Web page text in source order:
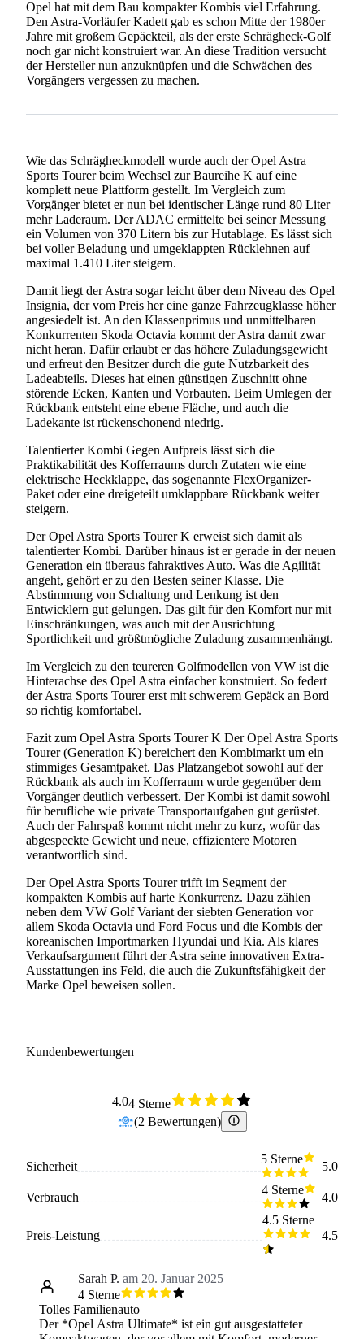
Opel hat mit dem Bau kompakter Kombis viel Erfahrung.
Den Astra-Vorläufer Kadett gab es schon Mitte der 1980er
Jahre mit großem Gepäckteil, als der erste Schrägheck-Golf
noch gar nicht konstruiert war. An diese Tradition versucht
der Hersteller nun anzuknüpfen und die Schwächen des
Vorgängers vergessen zu machen.
Wie das Schrägheckmodell wurde auch der Opel Astra
Sports Tourer beim Wechsel zur Baureihe K auf eine
komplett neue Plattform gestellt. Im Vergleich zum
Vorgänger bietet er nun bei identischer Länge rund 80 Liter
mehr Laderaum. Der ADAC ermittelte bei seiner Messung
ein Volumen von 370 Litern bis zur Hutablage. Es lässt sich
bei voller Beladung und umgeklappten Rücklehnen auf
maximal 1.410 Liter steigern.
Damit liegt der Astra sogar leicht über dem Niveau des Opel
Insignia, der vom Preis her eine ganze Fahrzeugklasse höher
angesiedelt ist. An den Klassenprimus und unmittelbaren
Konkurrenten Skoda Octavia kommt der Astra damit zwar
nicht heran. Dafür erlaubt er das höhere Zuladungsgewicht
und erfreut den Besitzer durch die gute Nutzbarkeit des
Ladeabteils. Dieses hat einen günstigen Zuschnitt ohne
störende Ecken, Kanten und Vorbauten. Beim Umlegen der
Rückbank entsteht eine ebene Fläche, und auch die
Ladekante ist rückenschonend niedrig.
Talentierter Kombi Gegen Aufpreis lässt sich die
Praktikabilität des Kofferraums durch Zutaten wie eine
elektrische Heckklappe, das sogenannte FlexOrganizer-
Paket oder eine dreigeteilt umklappbare Rückbank weiter
steigern.
Der Opel Astra Sports Tourer K erweist sich damit als
talentierter Kombi. Darüber hinaus ist er gerade in der neuen
Generation ein überaus fahraktives Auto. Was die Agilität
angeht, gehört er zu den Besten seiner Klasse. Die
Abstimmung von Schaltung und Lenkung ist den
Entwicklern gut gelungen. Das gilt für den Komfort nur mit
Einschränkungen, was auch mit der Ausrichtung
Sportlichkeit und größtmögliche Zuladung zusammenhängt.
Im Vergleich zu den teureren Golfmodellen von VW ist die
Hinterachse des Opel Astra einfacher konstruiert. So federt
der Astra Sports Tourer erst mit schwerem Gepäck an Bord
so richtig komfortabel.
Fazit zum Opel Astra Sports Tourer K Der Opel Astra Sports
Tourer (Generation K) bereichert den Kombimarkt um ein
stimmiges Gesamtpaket. Das Platzangebot sowohl auf der
Rückbank als auch im Kofferraum wurde gegenüber dem
Vorgänger deutlich verbessert. Der Kombi ist damit sowohl
für berufliche wie private Transportaufgaben gut gerüstet.
Auch der Fahrspaß kommt nicht mehr zu kurz, wofür das
abgespeckte Gewicht und neue, effizientere Motoren
verantwortlich sind.
Der Opel Astra Sports Tourer trifft im Segment der
kompakten Kombis auf harte Konkurrenz. Dazu zählen
neben dem VW Golf Variant der siebten Generation vor
allem Skoda Octavia und Ford Focus und die Kombis der
koreanischen Importmarken Hyundai und Kia. Als klares
Verkaufsargument führt der Astra seine innovativen Extra-
Ausstattungen ins Feld, die auch die Zukunftsfähigkeit der
Marke Opel beweisen sollen.
Kundenbewertungen
4.04 Sterne
(2 Bewertungen)
Sicherheit
5 Sterne
5.0
Verbrauch
4 Sterne
4.0
Preis-Leistung
4.5 Sterne
4.5
Sarah P. am 20. Januar 2025
4 Sterne
Tolles Familienauto
Der *Opel Astra Ultimate* ist ein gut ausgestatteter